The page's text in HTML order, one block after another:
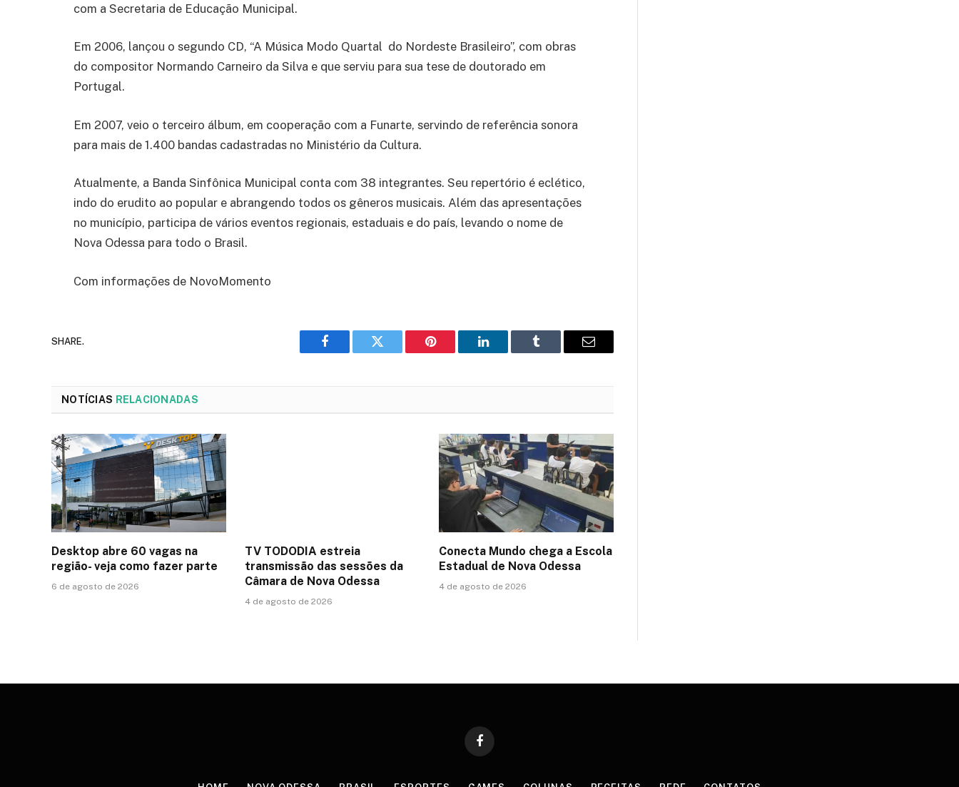
com a Secretaria de Educação Municipal.
Em 2006, lançou o segundo CD, “A Música Modo Quartal do Nordeste Brasileiro”, com obras
do compositor Normando Carneiro da Silva e que serviu para sua tese de doutorado em
Portugal.
Em 2007, veio o terceiro álbum, em cooperação com a Funarte, servindo de referência sonora
para mais de 1.400 bandas cadastradas no Ministério da Cultura.
Atualmente, a Banda Sinfônica Municipal conta com 38 integrantes. Seu repertório é eclético,
indo do erudito ao popular e abrangendo todos os gêneros musicais. Além das apresentações
no município, participa de vários eventos regionais, estaduais e do país, levando o nome de
Nova Odessa para todo o Brasil.
Com informações de NovoMomento
SHARE.
Facebook Twitter Pinterest LinkedIn Tumblr Email
NOTÍCIAS RELACIONADAS
Desktop abre 60 vagas na
região- veja como fazer parte
6 de agosto de 2026
TV TODODIA estreia
transmissão das sessões da
Câmara de Nova Odessa
4 de agosto de 2026
Conecta Mundo chega a Escola
Estadual de Nova Odessa
4 de agosto de 2026
Facebook